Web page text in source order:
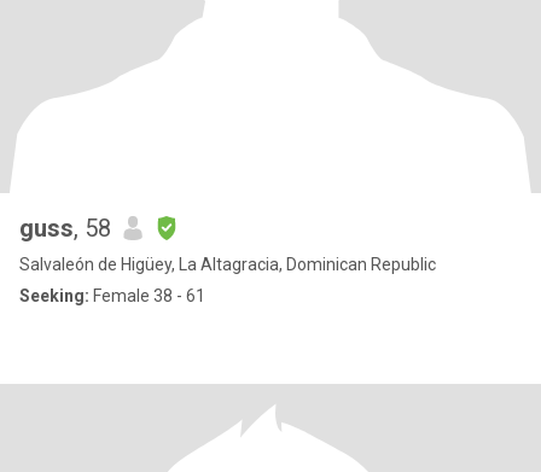
guss, 58
Salvaleón de Higüey, La Altagracia, Dominican Republic
Seeking: Female 38 - 61